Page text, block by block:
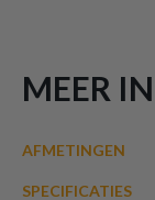
MEER
AFMETINGEN
SPECIFICATIES